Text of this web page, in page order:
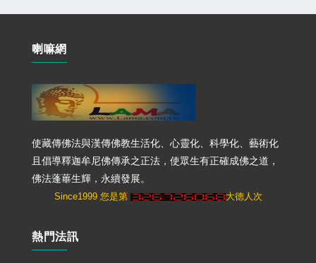
喇嘛網
使藏傳佛法與漢傳佛教生活化、心靈化、科學化、藝術化
且倡導釋迦牟尼佛傳承之正法，使眾生有正確成佛之道，
佛法蓬蓽生輝，永續發展。
Since1999 您是第 大德人次
熱門法訊